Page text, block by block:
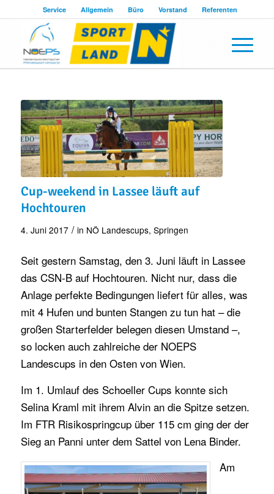
Service Allgemein Büro Vorstand Referenten
Cup-weekend in Lassee läuft auf
Hochtouren
4. Juni 2017 / in NÖ Landescups, Springen
Seit gestern Samstag, den 3. Juni läuft in Lassee
das CSN-B auf Hochtouren. Nicht nur, dass die
Anlage perfekte Bedingungen liefert für alles, was
mit 4 Hufen und bunten Stangen zu tun hat – die
großen Starterfelder belegen diesen Umstand –,
so locken auch zahlreiche der NOEPS
Landescups in den Osten von Wien.
Im 1. Umlauf des Schoeller Cups konnte sich
Selina Kraml mit ihrem Alvin an die Spitze setzen.
Im FTR Risikospringcup über 115 cm ging der der
Sieg an Panni unter dem Sattel von Lena Binder.
Am